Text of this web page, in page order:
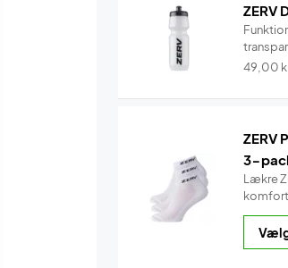
ZERV
Info
49,00
ZERV
3-
Lækre